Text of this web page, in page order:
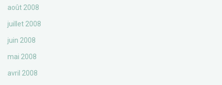
août 2008
juillet 2008
juin 2008
mai 2008
avril 2008